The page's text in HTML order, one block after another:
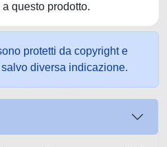
questo prodotto.
protetti da copyright e
diversa indicazione.